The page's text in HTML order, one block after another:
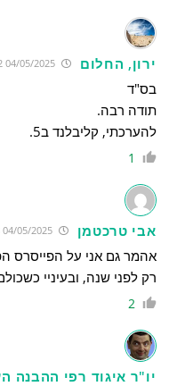
ירון, החלום 04/05/2025 8:30:02
בס"ד
תודה רבה.
להערכתי, קליבלנד ב5.
1
אבי טרכטמן 04/05/2025 8:38:28
אהמר גם אני על הפייסרס
רק לפני שנה, ובעיניי
2
יו"ר איגוד רפי ההבנה